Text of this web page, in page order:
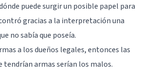
puede surgir un posible papel para
gracias a la interpretación una
no sabía que poseía.
a los dueños legales, entonces las
tendrían armas serían los malos.